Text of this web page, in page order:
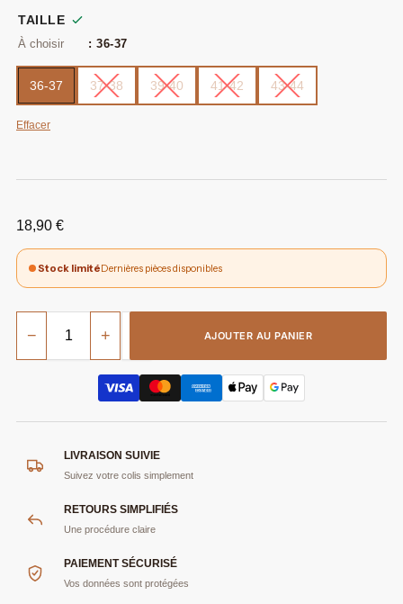
TAILLE
: 36-37
36-37 37-38 39-40 41-42 43-44
Effacer
18,90 €
Stock limitéDernières pièces disponibles
− + AJOUTER AU PANIER
LIVRAISON SUIVIE
Suivez votre colis simplement
RETOURS SIMPLIFIÉS
Une procédure claire
PAIEMENT SÉCURISÉ
Vos données sont protégées